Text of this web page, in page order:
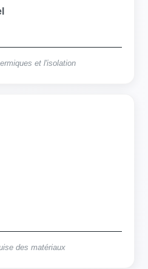
et l'isolation
des matériaux